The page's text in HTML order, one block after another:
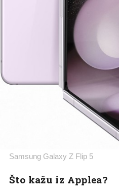
Samsung Galaxy Z Flip 5
Što kažu iz Applea?